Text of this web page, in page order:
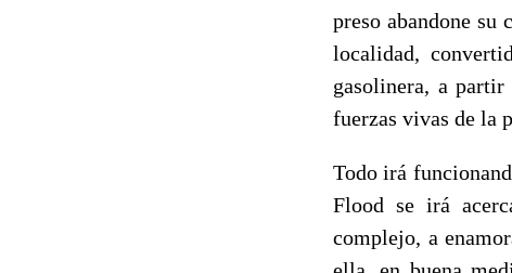
preso abandone
localidad,
gasolinera, a
fuerzas vivas de la
Todo irá
Flood se irá
complejo, a